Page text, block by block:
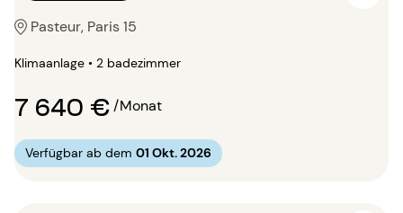
Pasteur, Paris 15
Klimaanlage • 2 badezimmer
7 640 €/Monat
Verfügbar ab dem 01 Okt. 2026